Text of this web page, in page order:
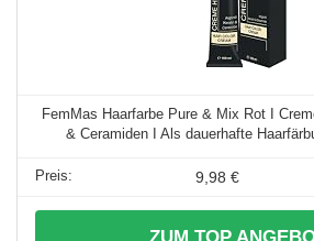
FemMas Haarfarbe Pure & Mix Rot I
& Ceramiden I Als dauerhafte
9,98 €
ZUM TOP